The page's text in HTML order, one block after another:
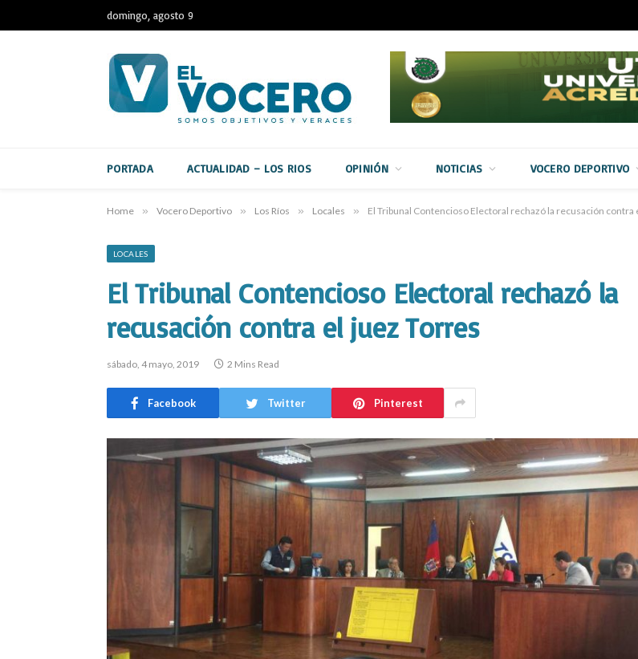
domingo, agosto 9
PORTADA ACTUALIDAD – LOS RIOS OPINIÓN NOTICIAS VOCERO DEPORTIVO
Home » Vocero Deportivo » Los Ríos » Locales » El Tribunal Contencioso Electoral rechazó la recusación contra
LOCALES
El Tribunal Contencioso Electoral rechazó la
recusación contra el juez Torres
sábado, 4 mayo, 2019 2 Mins Read
Facebook Twitter Pinterest